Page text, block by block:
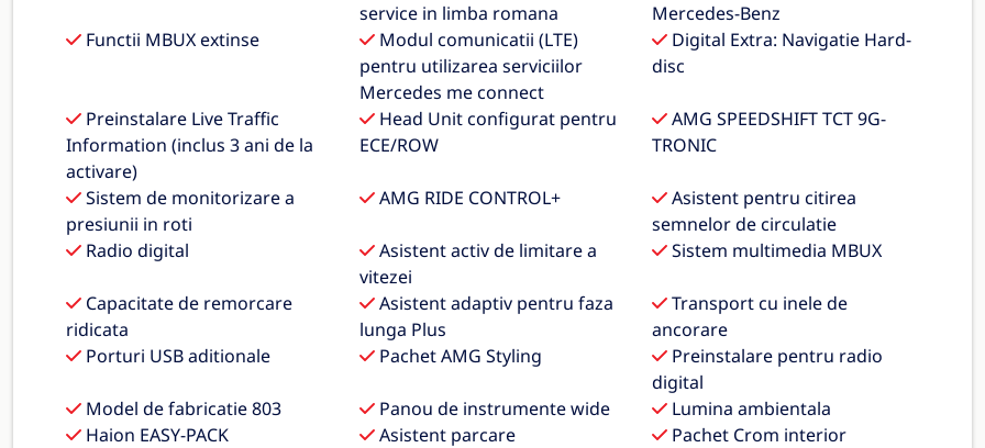
service in limba romana
Mercedes-Benz
Functii MBUX extinse
Modul comunicatii (LTE)
pentru utilizarea serviciilor
Mercedes me connect
Digital Extra: Navigatie Hard-
disc
Preinstalare Live Traffic
Information (inclus 3 ani de la
activare)
Head Unit configurat pentru
ECE/ROW
AMG SPEEDSHIFT TCT 9G-
TRONIC
Sistem de monitorizare a
presiunii in roti
AMG RIDE CONTROL+
Asistent pentru citirea
semnelor de circulatie
Radio digital
Asistent activ de limitare a
vitezei
Sistem multimedia MBUX
Capacitate de remorcare
ridicata
Asistent adaptiv pentru faza
lunga Plus
Transport cu inele de
ancorare
Porturi USB aditionale
Pachet AMG Styling
Preinstalare pentru radio
digital
Model de fabricatie 803
Panou de instrumente wide
Lumina ambientala
Haion EASY-PACK
Asistent parcare
Pachet Crom interior